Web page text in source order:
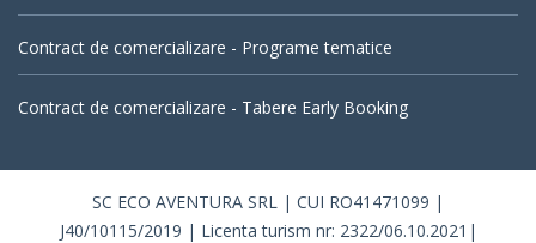
Contract de comercializare - Programe tematice
Contract de comercializare - Tabere Early Booking
SC ECO AVENTURA SRL | CUI RO41471099 |
J40/10115/2019 | Licenta turism nr: 2322/06.10.2021|